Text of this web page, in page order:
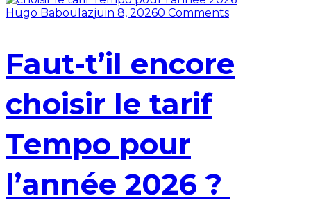
Hugo Baboulazjuin 8, 20260 Comments
Faut-t’il encore
choisir le tarif
Tempo pour
l’année 2026 ?